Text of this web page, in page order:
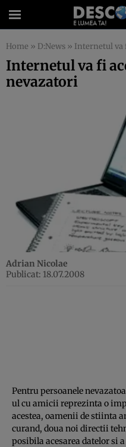
Home » D:News » Internetul va
Internetul va fi
nevazatori
Adrian Nicolae
Publicat: 18.07.2008
Pentru persoanele
ul cu amicii reprezinta o
acestea, oamenii de stiinta
curand, doua noi directii
posibila acesarea datelor si